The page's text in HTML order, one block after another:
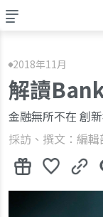
2018年11月
解讀
金融無所不在 創
採訪、撰文：編輯